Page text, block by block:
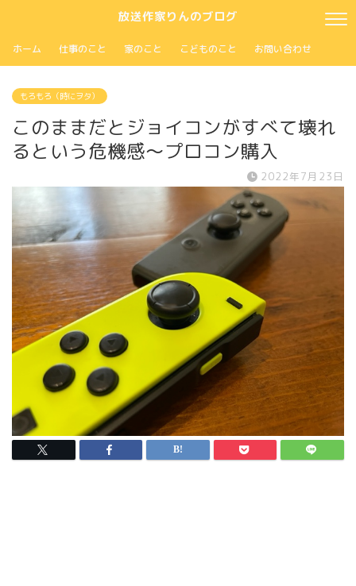
放送作家りんのブログ
ホーム 仕事のこと 家のこと こどものこと お問い合わせ
もろもろ（時にヲタ）
このままだとジョイコンがすべて壊れ
るという危機感～プロコン購入
2022年7月23日